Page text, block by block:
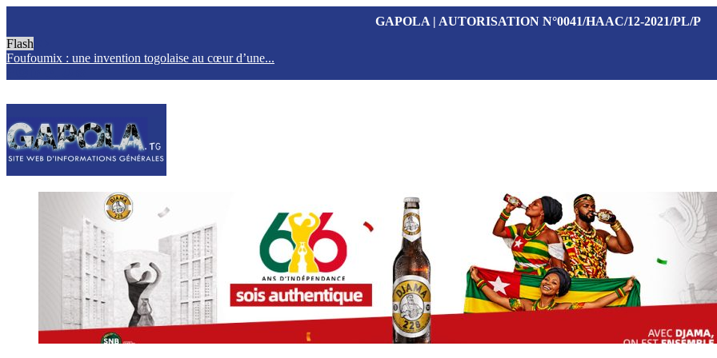
GAPOLA | AUTORISATION N°0041/HAAC/12-2021/PL/P
Flash
Foufoumix : une invention togolaise au cœur d’une...